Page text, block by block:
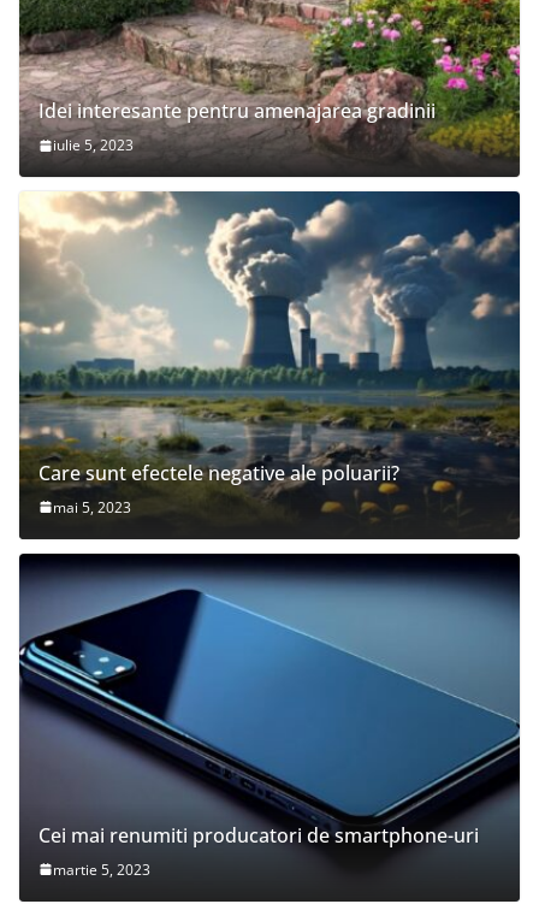
Idei interesante pentru amenajarea gradinii
iulie 5, 2023
Care sunt efectele negative ale poluarii?
mai 5, 2023
Cei mai renumiti producatori de smartphone-uri
martie 5, 2023